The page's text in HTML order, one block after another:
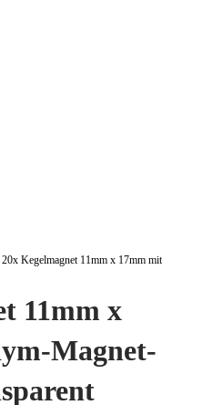
20x Kegelmagnet 11mm x 17mm mit
11mm x
Magnet-